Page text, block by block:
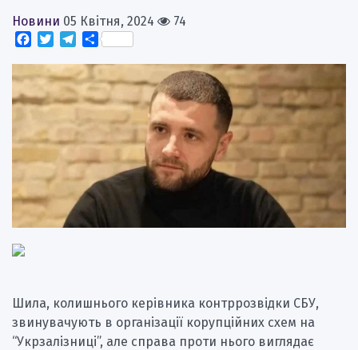
Новини 05 Квітня, 2024
74
Facebook
TwitterTelegram
Поділитися
Шила, колишнього керівника контррозвідки СБУ,
звинувачують в організації корупційних схем на
“Укрзалізниці”, але справа проти нього виглядає